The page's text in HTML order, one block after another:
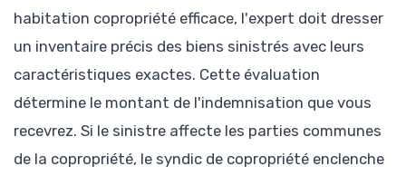
habitation copropriété efficace, l'expert doit dresser
un inventaire précis des biens sinistrés avec leurs
caractéristiques exactes. Cette évaluation
détermine le montant de l'indemnisation que vous
recevrez. Si le sinistre affecte les parties communes
de la copropriété, le syndic de copropriété enclenche